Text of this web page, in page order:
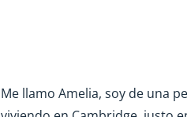
Me llamo Amelia, soy de una